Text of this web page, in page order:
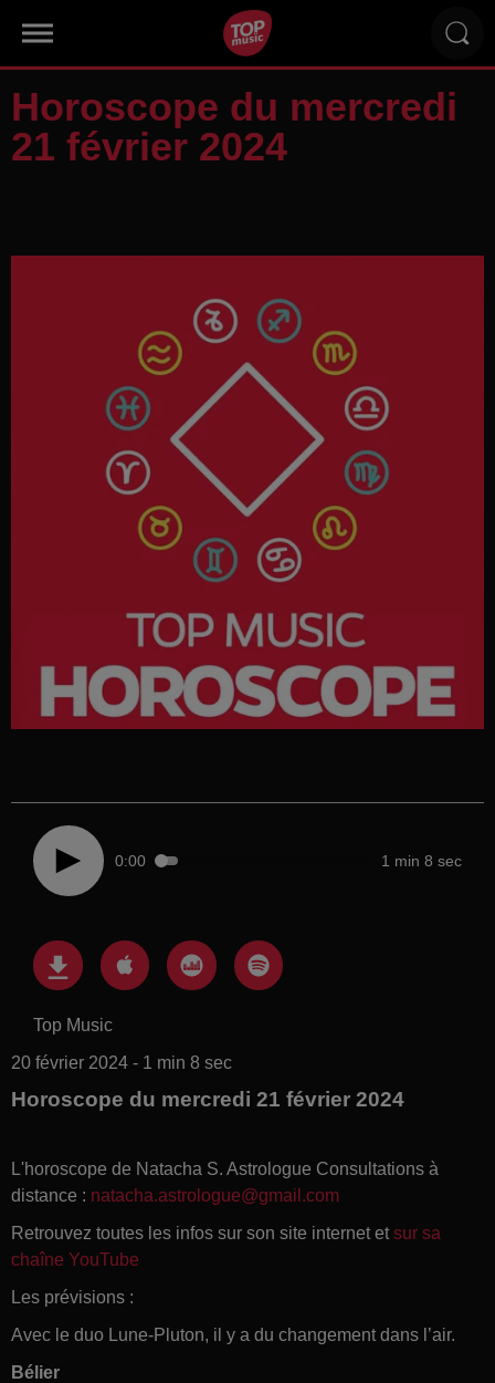
Horoscope du mercredi
21 février 2024
0:00 1 min 8 sec
Top Music
20 février 2024 - 1 min 8 sec
Horoscope du mercredi 21 février 2024
L'horoscope de Natacha S. Astrologue Consultations à
distance : natacha.astrologue@gmail.com
Retrouvez toutes les infos sur son site internet et sur sa
chaîne YouTube
Les prévisions :
Avec le duo Lune-Pluton, il y a du changement dans l’air.
Bélier